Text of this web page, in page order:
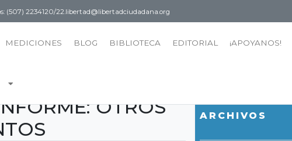
(507) 2234120/22. libertad@libertadciudadana.org
MEDICIONES BLOG BIBLIOTECA EDITORIAL ¡APOYANOS!
OTROS
ARCHIVOS